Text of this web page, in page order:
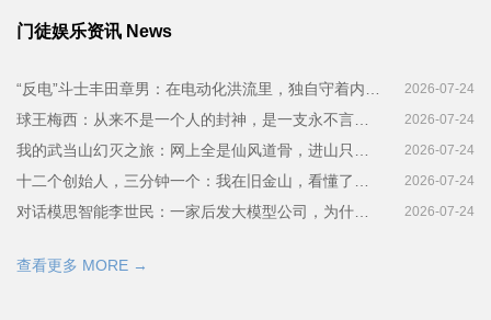
门徒娱乐资讯 News
2026-07-24
2026-07-24
2026-07-24
2026-07-24
2026-07-24
查看更多 MORE →